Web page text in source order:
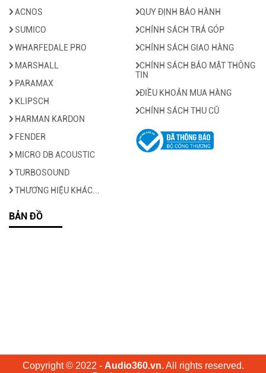
ACNOS
SUMICO
WHARFEDALE PRO
MARSHALL
PARAMAX
KLIPSCH
HARMAN KARDON
FENDER
MICRO DB ACOUSTIC
TURBOSOUND
THƯƠNG HIỆU KHÁC...
QUY ĐỊNH BẢO HÀNH
CHÍNH SÁCH TRẢ GÓP
CHÍNH SÁCH GIAO HÀNG
CHÍNH SÁCH BẢO MẬT THÔNG
TIN
ĐIỀU KHOẢN MUA HÀNG
CHÍNH SÁCH THU CŨ
BẢN ĐỒ
Copyright © 2022 - Audio360.vn. All rights reserved.